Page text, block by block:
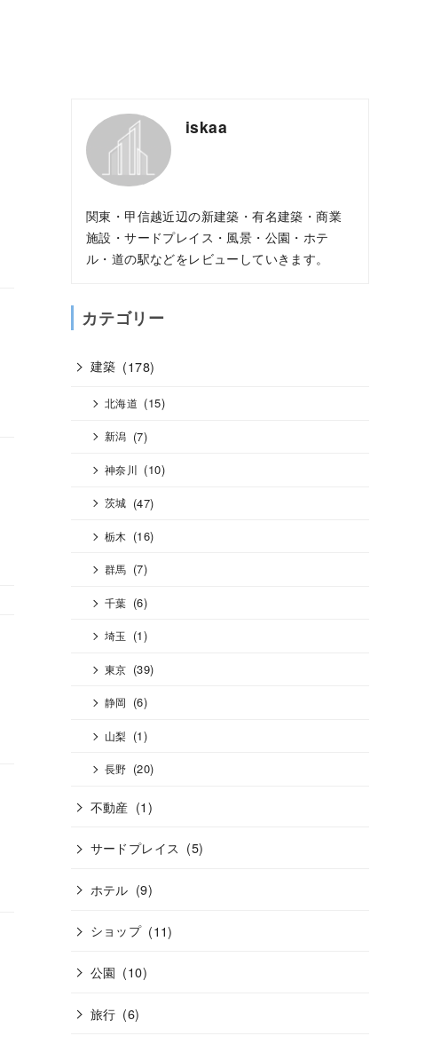
iskaa
関東・甲信越近辺の新建築・有名建築・商業
施設・サードプレイス・風景・公園・ホテ
ル・道の駅などをレビューしていきます。
カテゴリー
建築 (178)
北海道 (15)
新潟 (7)
神奈川 (10)
茨城 (47)
栃木 (16)
群馬 (7)
千葉 (6)
埼玉 (1)
東京 (39)
静岡 (6)
山梨 (1)
長野 (20)
不動産 (1)
サードプレイス (5)
ホテル (9)
ショップ (11)
公園 (10)
旅行 (6)